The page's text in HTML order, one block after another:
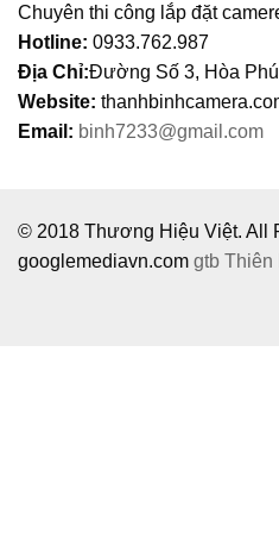
Ô
Chuyên thi công lắp đặt
Hotline: 0933.762.987
Địa Chỉ:Đường Số 3, Hòa
Website:
Email: binh7233@gmail.com
© 2018 Thương Hiệu Việt. All
googlemediavn.com gtb Thiên